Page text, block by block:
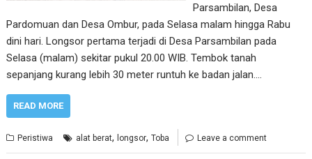
Parsambilan, Desa
Pardomuan dan Desa Ombur, pada Selasa malam hingga Rabu
dini hari. Longsor pertama terjadi di Desa Parsambilan pada
Selasa (malam) sekitar pukul 20.00 WIB. Tembok tanah
sepanjang kurang lebih 30 meter runtuh ke badan jalan.…
READ MORE
Peristiwa alat berat, longsor,Toba Leave a comment